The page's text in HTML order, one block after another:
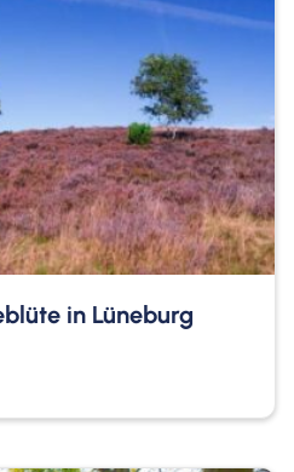
in Lüneburg